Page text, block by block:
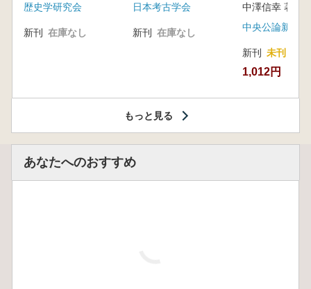
歴史学研究会
新刊 在庫なし
日本考古学会
新刊 在庫なし
中澤信幸 著
中央公論新社
新刊 未刊
1,012円
もっと見る
あなたへのおすすめ